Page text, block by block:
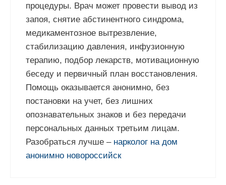
процедуры. Врач может провести вывод из
запоя, снятие абстинентного синдрома,
медикаментозное вытрезвление,
стабилизацию давления, инфузионную
терапию, подбор лекарств, мотивационную
беседу и первичный план восстановления.
Помощь оказывается анонимно, без
постановки на учет, без лишних
опознавательных знаков и без передачи
персональных данных третьим лицам.
Разобраться лучше – нарколог на дом
анонимно новороссийск